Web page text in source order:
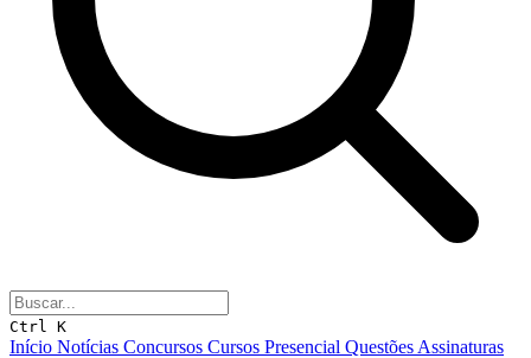
Ctrl K
Início Notícias Concursos Cursos Presencial Questões Assinaturas